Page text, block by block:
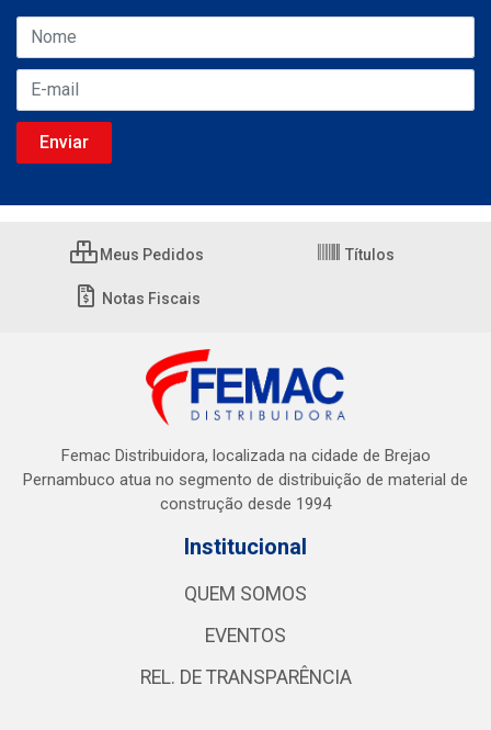
Meus Pedidos Títulos
Notas Fiscais
Femac Distribuidora, localizada na cidade de Brejao
Pernambuco atua no segmento de distribuição de material de
construção desde 1994
Institucional
QUEM SOMOS
EVENTOS
REL. DE TRANSPARÊNCIA